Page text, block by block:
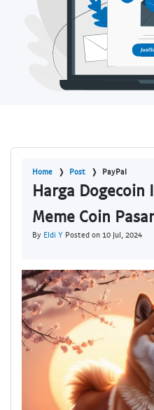
Home Post PayPal
Harga
Meme Coin
By Eldi Y Posted on 10 Jul, 2024